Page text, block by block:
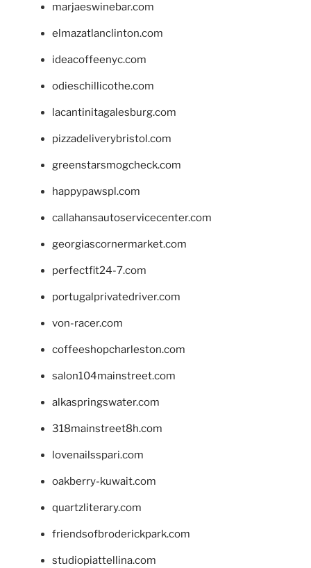
marjaeswinebar.com
elmazatlanclinton.com
ideacoffeenyc.com
odieschillicothe.com
lacantinitagalesburg.com
pizzadeliverybristol.com
greenstarsmogcheck.com
happypawspl.com
callahansautoservicecenter.com
georgiascornermarket.com
perfectfit24-7.com
portugalprivatedriver.com
von-racer.com
coffeeshopcharleston.com
salon104mainstreet.com
alkaspringswater.com
318mainstreet8h.com
lovenailsspari.com
oakberry-kuwait.com
quartzliterary.com
friendsofbroderickpark.com
studiopiattellina.com